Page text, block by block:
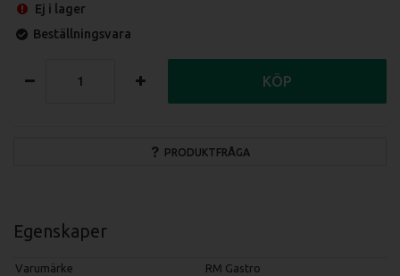
Ej i lager
Beställningsvara
PRODUKTFRÅGA
KÖP
Egenskaper
Varumärke
RM Gastro